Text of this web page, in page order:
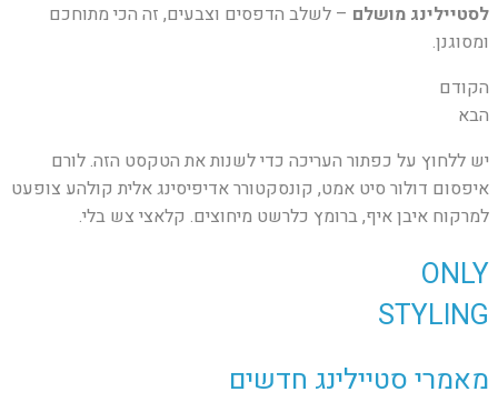
לסטיילינג מושלם – לשלב הדפסים וצבעים, זה הכי מתוחכם
ומסוגנן.
הקודם
הבא
יש ללחוץ על כפתור העריכה כדי לשנות את הטקסט הזה. לורם
איפסום דולור סיט אמט, קונסקטורר אדיפיסינג אלית קולהע צופעט
למרקוח איבן איף, ברומץ כלרשט מיחוצים. קלאצי צש בלי.
ONLY
STYLING
מאמרי סטיילינג חדשים